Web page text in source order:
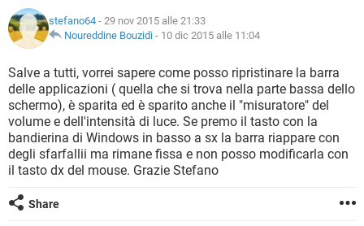
HARDWARE
INSTAGRAM
TIKTOK FACEBOOK
iOS WINDOWS 10
INSTAGRAM
TIKTOK FACEBOOK
HARDWARE
COVID-19
INTRATTENIMENTO ANDROID
INSTAGRAM WHATSAPP
TIKTOK FACEBOOK
HARDWARE
GLOSSARIO
COVID-19
INTRATTENIMENTO ANDROID
iOS WINDOWS 10
INSTAGRAM WHATSAPP
TIKTOK FACEBOOK
stefano64 - 29 nov 2015 alle 21:33
Noureddine Bouzidi - 10 dic 2015 alle 11:04
Salve a tutti, vorrei sapere come posso ripristinare la barra
delle applicazioni ( quella che si trova nella parte bassa dello
schermo), è sparita ed è sparito anche il "misuratore" del
volume e dell'intensità di luce. Se premo il tasto con la
bandierina di Windows in basso a sx la barra riappare con
degli sfarfallii ma rimane fissa e non posso modificarla con
il tasto dx del mouse. Grazie Stefano
Share